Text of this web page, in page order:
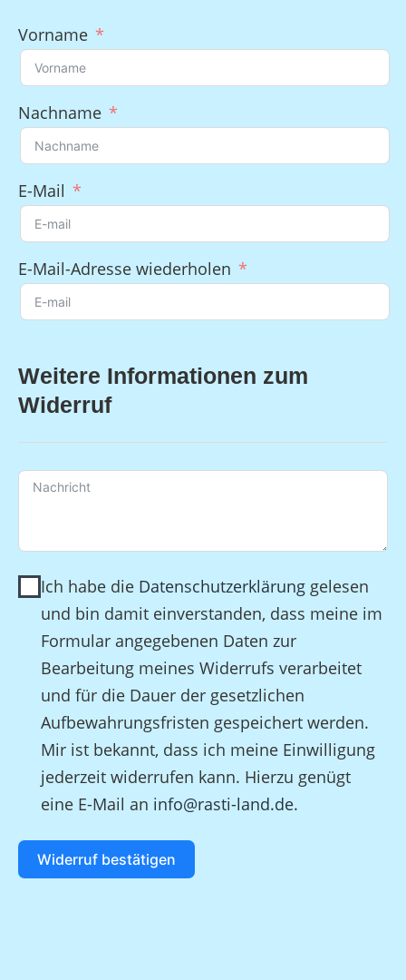
Vorname
Nachname
E-Mail
E-Mail-Adresse wiederholen
Weitere Informationen zum
Widerruf
Ich habe die Datenschutzerklärung gelesen
und bin damit einverstanden, dass meine im
Formular angegebenen Daten zur
Bearbeitung meines Widerrufs verarbeitet
und für die Dauer der gesetzlichen
Aufbewahrungsfristen gespeichert werden.
Mir ist bekannt, dass ich meine Einwilligung
jederzeit widerrufen kann. Hierzu genügt
eine E-Mail an info@rasti-land.de.
Widerruf bestätigen